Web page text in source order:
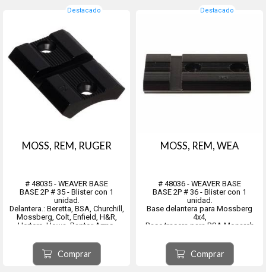
Destacado
MOSS, REM, RUGER
# 48035 - WEAVER BASE
BASE 2P # 35 - Blister con 1
unidad.
Delantera.: Beretta, BSA, Churchill,
Mossberg, Colt, Enfield, H&R,
Herters, Howa, Raptor Arms,
Shilen, Smith & Wesson,
Weatherby
Trasera: Beretta Pintail Slug Gun,
Colt Sauer, Sauer 200, Shilen
Comprar
Destacado
MOSS, REM, WEA
# 48036 - WEAVER BASE
BASE 2P # 36 - Blister con 1
unidad.
Base delantera para Mossberg
4x4,
Base trasera para BSA Monarch
Monarch Long Action, Churchill
Highlander, U9 (Carcasa
redondeada), Howa 1500 S/A,
Howa 1500 L/A, Mossberg 100
Comprar